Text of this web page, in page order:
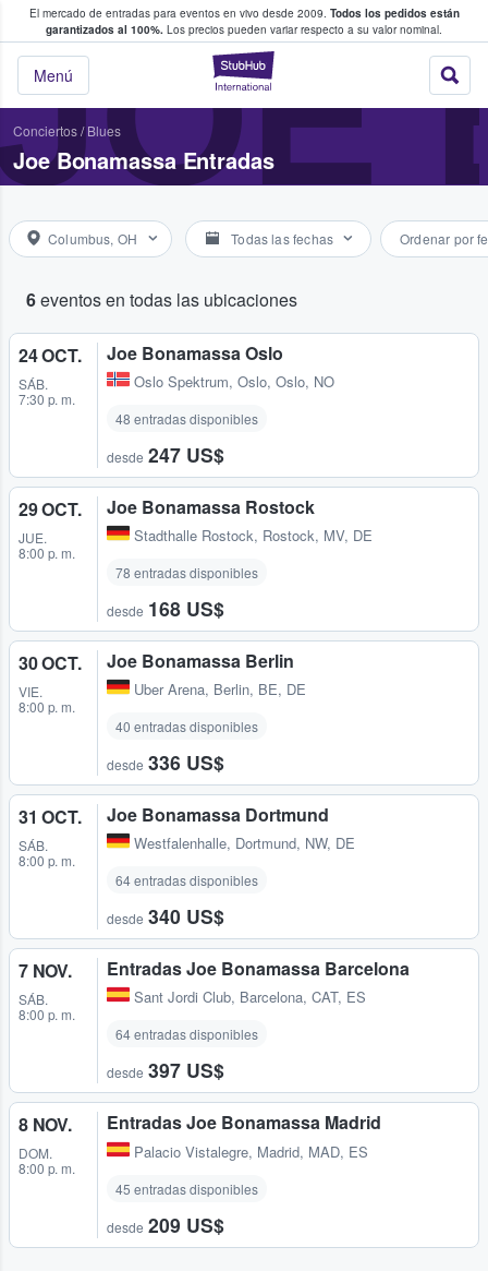
El mercado de entradas para eventos en vivo desde 2009. Todos los pedidos están
garantizados al 100%. Los precios pueden variar respecto a su valor nominal.
StubHub:
Menú
y venta de entradas entre fans
Conciertos/ Blues
Joe Bonamassa Entradas
Columbus, OH Todas las fechas Ordenar por
6eventos en todas las ubicaciones
24 OCT.
SÁB.
7:30 p. m.
Joe Bonamassa Oslo
Oslo Spektrum, Oslo, Oslo, NO
48 entradas disponibles
desde 247 US$
29 OCT.
JUE.
8:00 p. m.
Joe Bonamassa Rostock
Stadthalle Rostock, Rostock, MV, DE
78 entradas disponibles
desde 168 US$
30 OCT.
VIE.
8:00 p. m.
Joe Bonamassa Berlin
Uber Arena, Berlin, BE, DE
40 entradas disponibles
desde 336 US$
31 OCT.
SÁB.
8:00 p. m.
Joe Bonamassa Dortmund
Westfalenhalle, Dortmund, NW, DE
64 entradas disponibles
desde 340 US$
7 NOV.
SÁB.
8:00 p. m.
Entradas Joe Bonamassa Barcelona
Sant Jordi Club, Barcelona, CAT, ES
64 entradas disponibles
desde 397 US$
8 NOV.
DOM.
8:00 p. m.
Entradas Joe Bonamassa Madrid
Palacio Vistalegre, Madrid, MAD, ES
45 entradas disponibles
desde 209 US$